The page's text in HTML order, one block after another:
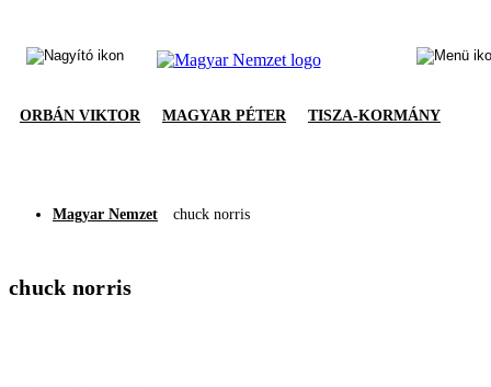
ORBÁN VIKTOR MAGYAR PÉTER TISZA-KORMÁNY
Magyar Nemzet chuck norris
chuck norris